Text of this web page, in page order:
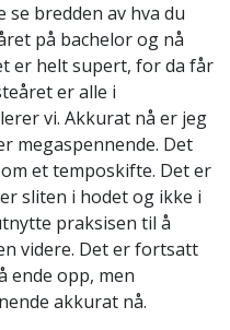
bredden av hva du
på bachelor og nå
er helt supert, for da får
er alle i
vi. Akkurat nå er jeg
megaspennende. Det
et temposkifte. Det er
sliten i hodet og ikke i
praksisen til å
videre. Det er fortsatt
ende opp, men
akkurat nå.